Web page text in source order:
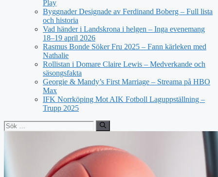
Play
Byggnader Designade av Ferdinand Boberg – Full lista
och historia
Vad händer i Landskrona i helgen – Inga evenemang
18–19 april 2026
Rasmus Bonde Söker Fru 2025 – Fann kärleken med
Nathalie
Rollistan i Domare Claire Lewis – Medverkande och
säsongsfakta
Georgie & Mandy’s First Marriage – Streama på HBO
Max
IFK Norrköping Mot AIK Fotboll Laguppställning –
Trupp 2025
Sök
efter: